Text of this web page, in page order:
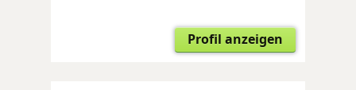
Profil anzeigen